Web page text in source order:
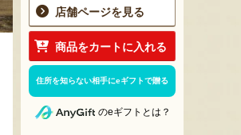
店舗ページを見る
商品をカートに入れる
住所を知らない相手にeギフトで贈る
のeギフトとは？